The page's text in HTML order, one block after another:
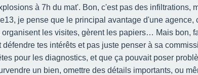
à 7h du mat'. Bon, c'est pas des infiltrations,
je pense que le principal avantage d'une agence,
les visites, gèrent les papiers… Mais bon,
tes intérêts et pas juste penser à sa
pour les diagnostics, et que ça pouvait poser
un bien, omettre des détails importants, ou